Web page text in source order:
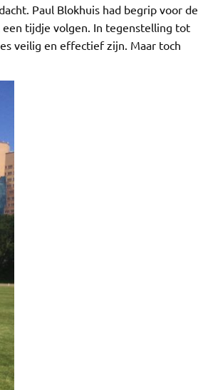
Paul Blokhuis had begrip voor de
een tijdje volgen. In tegenstelling tot
veilig en effectief zijn. Maar toch